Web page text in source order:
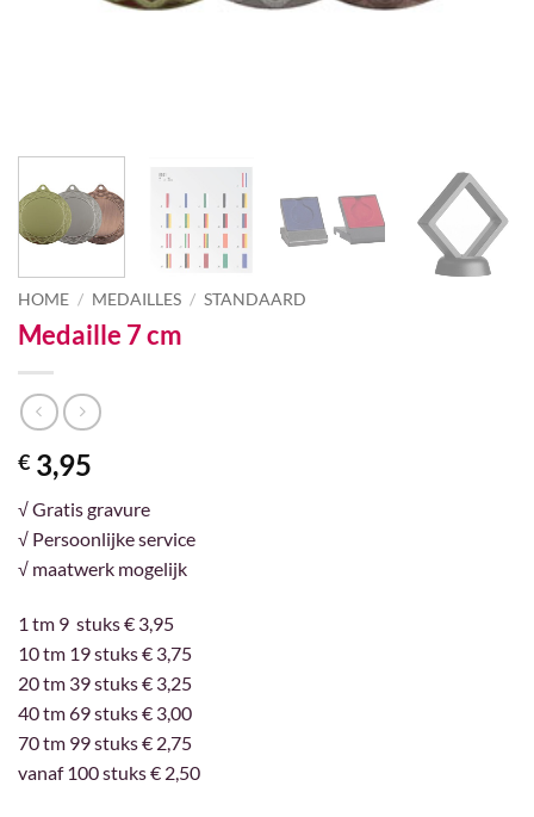
HOME / MEDAILLES / STANDAARD
Medaille 7 cm
€ 3,95
√ Gratis gravure
√ Persoonlijke service
√ maatwerk mogelijk
1 tm 9 stuks € 3,95
10 tm 19 stuks € 3,75
20 tm 39 stuks € 3,25
40 tm 69 stuks € 3,00
70 tm 99 stuks € 2,75
vanaf 100 stuks € 2,50